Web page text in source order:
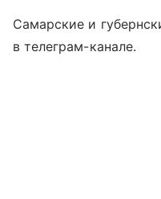
Самарские и
в телеграм-канале.